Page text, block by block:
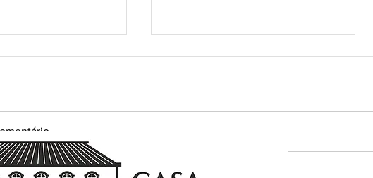
da vida...
Pena de Ouro — 7ª edição: